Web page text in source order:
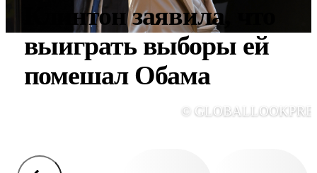
Клинтон заявила, что
выиграть выборы ей
помешал Обама
©